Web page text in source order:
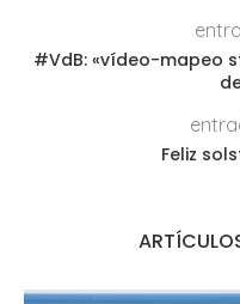
#VdB: «vídeo-mapeo
Feliz